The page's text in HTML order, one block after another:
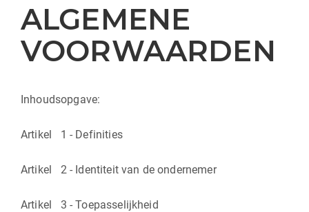
ALGEMENE
VOORWAARDEN
Inhoudsopgave:
Artikel 1 - Definities
Artikel 2 - Identiteit van de ondernemer
Artikel 3 - Toepasselijkheid